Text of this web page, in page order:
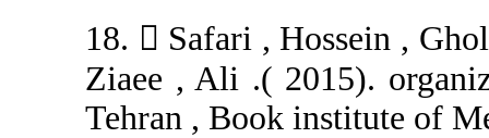
18.  Safari ,
Ziaee , Ali .(
Tehran , Book